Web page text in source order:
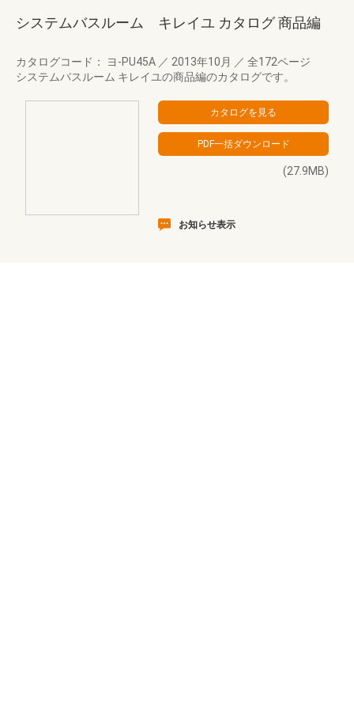
システムバスルーム キレイユ カタログ 商品編
カタログコード： ヨ-PU45A ／ 2013年10月 ／ 全172ページ
システムバスルーム キレイユの商品編のカタログです。
(27.9MB)
お知らせ表示